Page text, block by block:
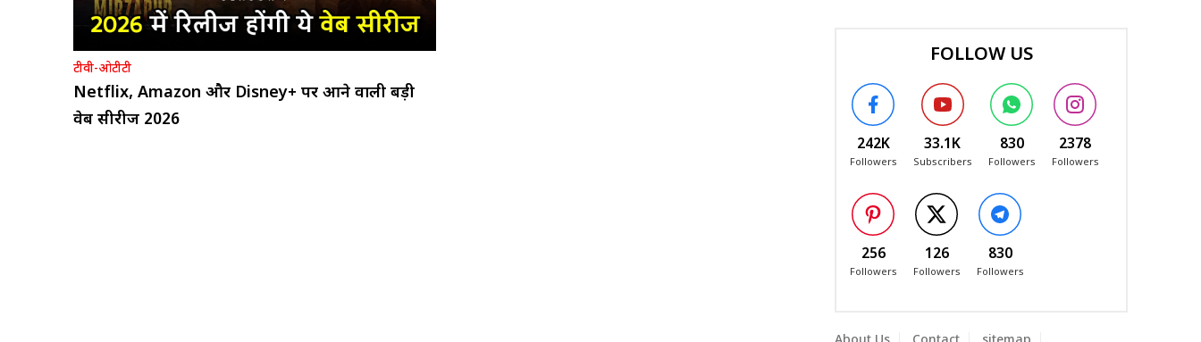
टीवी-ओटीटी
Netflix, Amazon और Disney+ पर आने वाली बड़ी
वेब सीरीज 2026
FOLLOW US
242K
Followers
33.1K
Subscribers
830
Followers
2378
Followers
256
Followers
126
Followers
830
Followers